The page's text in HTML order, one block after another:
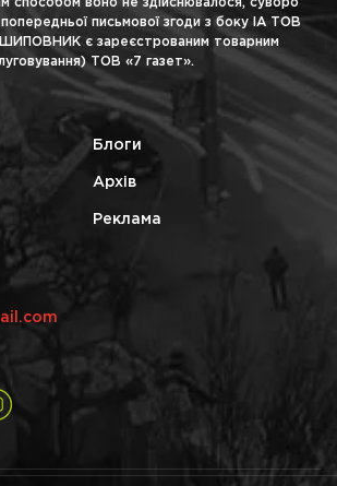
способом воно не здійснювалося, суворо
письмової згоди з боку ІА ТОВ
ШИПОВНИК є зареєстрованим товарним
ТОВ «7 газет».
Блоги
Архів
Реклама